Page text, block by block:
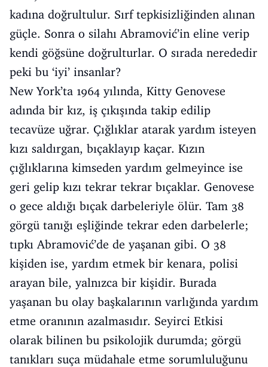
kadına doğrultulur. Sırf tepkisizliğinden alınan
güçle. Sonra o silahı Abramović’in eline verip
kendi göğsüne doğrulturlar. O sırada nerededir
peki bu ‘iyi’ insanlar?
New York’ta 1964 yılında, Kitty Genovese
adında bir kız, iş çıkışında takip edilip
tecavüze uğrar. Çığlıklar atarak yardım isteyen
kızı saldırgan, bıçaklayıp kaçar. Kızın
çığlıklarına kimseden yardım gelmeyince ise
geri gelip kızı tekrar tekrar bıçaklar. Genovese
o gece aldığı bıçak darbeleriyle ölür. Tam 38
görgü tanığı eşliğinde tekrar eden darbelerle;
tıpkı Abramović’de de yaşanan gibi. O 38
kişiden ise, yardım etmek bir kenara, polisi
arayan bile, yalnızca bir kişidir. Burada
yaşanan bu olay başkalarının varlığında yardım
etme oranının azalmasıdır. Seyirci Etkisi
olarak bilinen bu psikolojik durumda; görgü
tanıkları suça müdahale etme sorumluluğunu